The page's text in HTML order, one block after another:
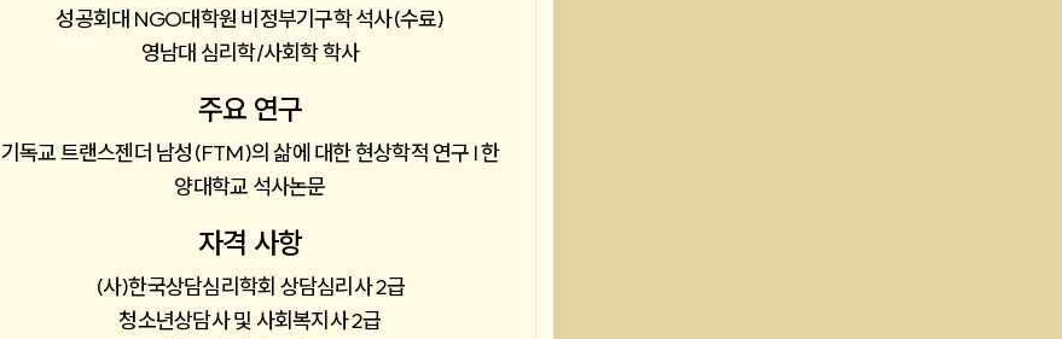
성공회대 NGO대학원 비정부기구학 석사(수료)
영남대 심리학/사회학 학사
주요 연구
기독교 트랜스젠더 남성(FTM)의 삶에 대한 현상학적 연구 l 한
양대학교 석사논문
자격 사항
(사)한국상담심리학회 상담심리사 2급
청소년상담사 및 사회복지사 2급